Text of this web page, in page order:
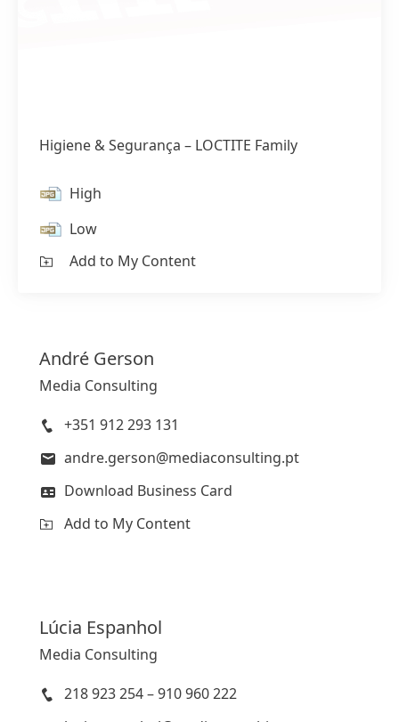
Higiene & Segurança – LOCTITE Family
High
Low
Add to My Content
André Gerson
Media Consulting
+351 912 293 131
andre.gerson@mediaconsulting.pt
Download Business Card
Add to My Content
Lúcia Espanhol
Media Consulting
218 923 254 – 910 960 222